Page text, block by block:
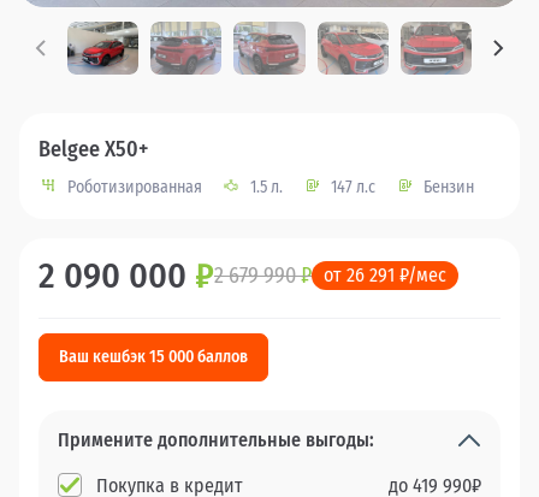
Belgee X50+
Роботизированная 1.5 л. 147 л.с Бензин
2 090 000 ₽2 679 990₽ от 26 291 ₽/мес
Ваш кешбэк 15 000 баллов
Примените дополнительные выгоды:
Покупка в кредит
до 419 990₽